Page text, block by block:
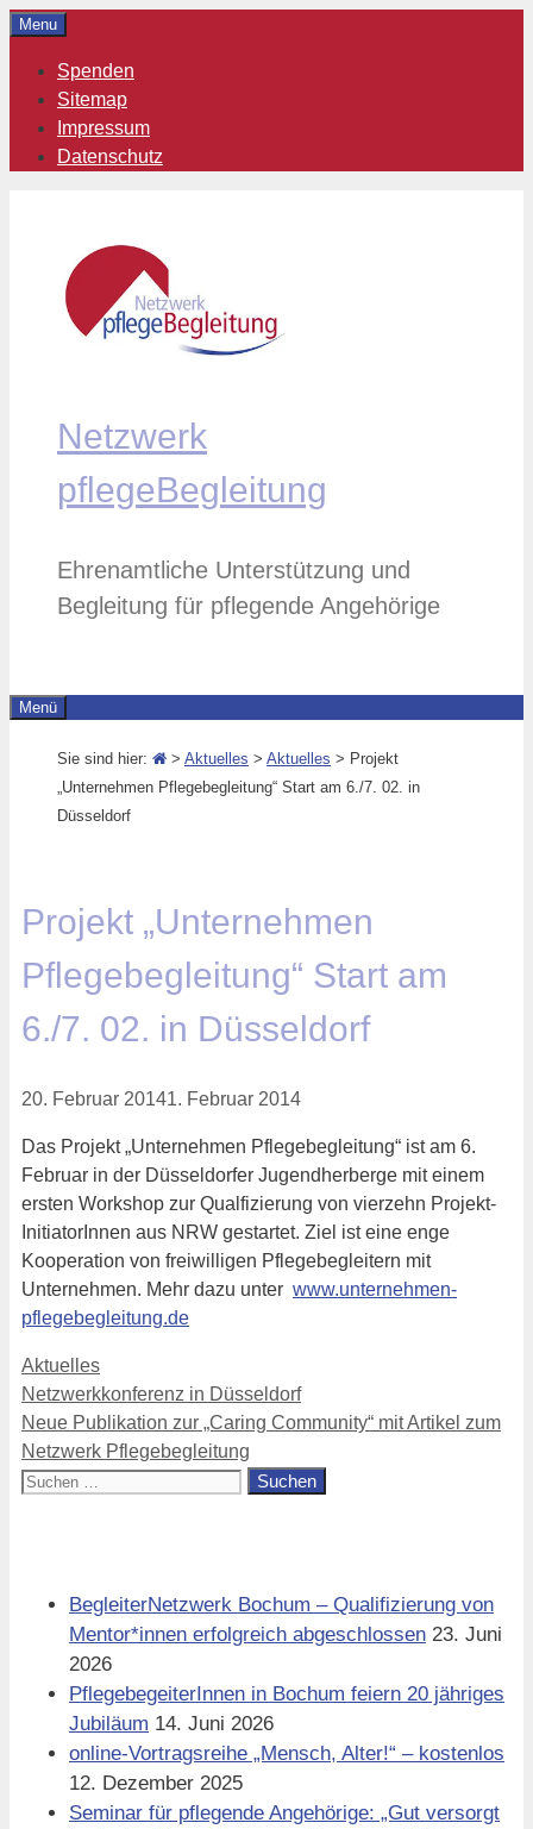
Zum
springen
Menu
Spenden
Sitemap
Impressum
Datenschutz
Netzwerk
pflegeBegleitung
Ehrenamtliche Unterstützung und
Begleitung für pflegende Angehörige
Menü
Sie sind hier: > Aktuelles > Aktuelles > Projekt
„Unternehmen Pflegebegleitung“ Start am 6./7. 02. in
Düsseldorf
Projekt „Unternehmen
Pflegebegleitung“ Start am
6./7. 02. in Düsseldorf
20. Februar 20141. Februar 2014
Das Projekt „Unternehmen Pflegebegleitung“ ist am 6.
Februar in der Düsseldorfer Jugendherberge mit einem
ersten Workshop zur Qualfizierung von vierzehn Projekt-
InitiatorInnen aus NRW gestartet. Ziel ist eine enge
Kooperation von freiwilligen Pflegebegleitern mit
Unternehmen. Mehr dazu unter www.unternehmen-
pflegebegleitung.de
Kategorien
Aktuelles
Netzwerkkonferenz in Düsseldorf
Neue Publikation zur „Caring Community“ mit Artikel zum
Netzwerk Pflegebegleitung
Suchen
BegleiterNetzwerk Bochum – Qualifizierung von
Mentor*innen erfolgreich abgeschlossen 23. Juni
2026
PflegebegeiterInnen in Bochum feiern 20 jähriges
Jubiläum 14. Juni 2026
online-Vortragsreihe „Mensch, Alter!“ – kostenlos
12. Dezember 2025
Seminar für pflegende Angehörige: „Gut versorgt